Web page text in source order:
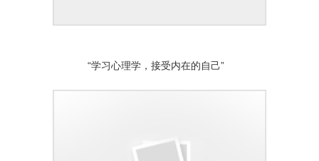
“学习心理学，接受内在的自己”